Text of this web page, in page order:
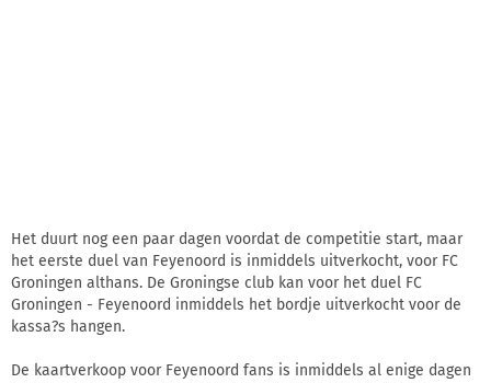
Het duurt nog een paar dagen voordat de competitie start, maar
het eerste duel van Feyenoord is inmiddels uitverkocht, voor FC
Groningen althans. De Groningse club kan voor het duel FC
Groningen - Feyenoord inmiddels het bordje uitverkocht voor de
kassa?s hangen.
De kaartverkoop voor Feyenoord fans is inmiddels al enige dagen